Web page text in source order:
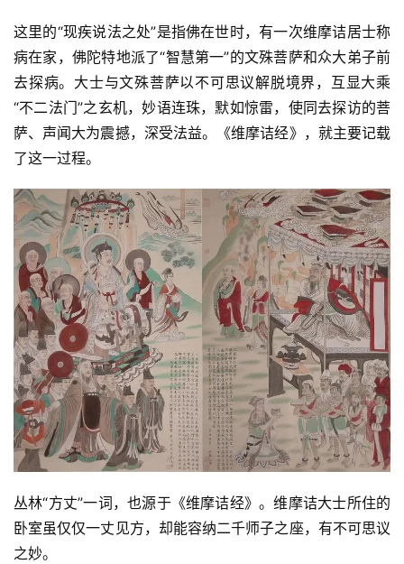
教
艺
术
政
策
规
免
责
声
明
这里的“现疾说法之处”是指佛在世时，有一次维摩诘居士称
病在家，佛陀特地派了“智慧第一”的文殊菩萨和众大弟子前
去探病。大士与文殊菩萨以不可思议解脱境界，互显大乘
“不二法门”之玄机，妙语连珠，默如惊雷，使同去探访的菩
萨、声闻大为震撼，深受法益。《维摩诘经》，就主要记载
了这一过程。
丛林“方丈”一词，也源于《维摩诘经》。维摩诘大士所住的
卧室虽仅仅一丈见方，却能容纳二千师子之座，有不可思议
之妙。